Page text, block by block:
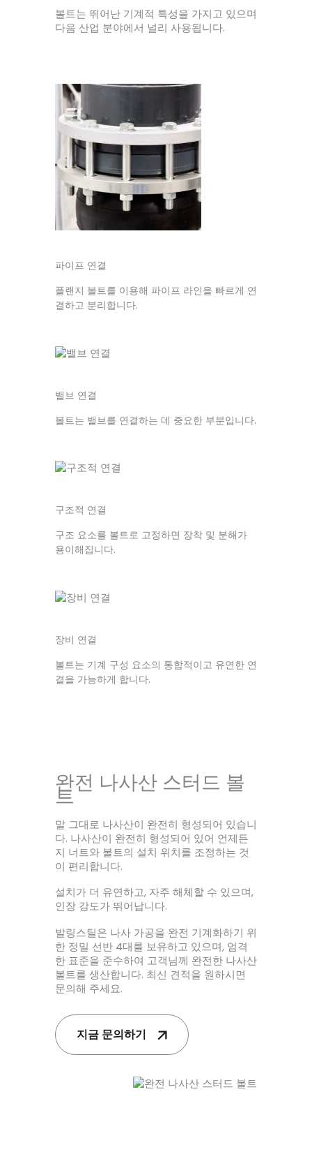
볼트는 뛰어난 기계적 특성을 가지고 있으며
다음 산업 분야에서 널리 사용됩니다.
파이프 연결
플랜지 볼트를 이용해 파이프 라인을 빠르게 연
결하고 분리합니다.
밸브 연결
볼트는 밸브를 연결하는 데 중요한 부분입니다.
구조적 연결
구조 요소를 볼트로 고정하면 장착 및 분해가
용이해집니다.
장비 연결
볼트는 기계 구성 요소의 통합적이고 유연한 연
결을 가능하게 합니다.
완전 나사산 스터드 볼
트
말 그대로 나사산이 완전히 형성되어 있습니
다. 나사산이 완전히 형성되어 있어 언제든
지 너트와 볼트의 설치 위치를 조정하는 것
이 편리합니다.
설치가 더 유연하고, 자주 해체할 수 있으며,
인장 강도가 뛰어납니다.
발링스틸은 나사 가공을 완전 기계화하기 위
한 정밀 선반 4대를 보유하고 있으며, 엄격
한 표준을 준수하여 고객님께 완전한 나사산
볼트를 생산합니다. 최신 견적을 원하시면
문의해 주세요.
지금 문의하기